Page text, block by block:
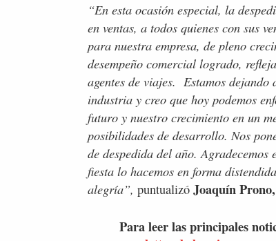
“En esta ocasión especial, la
en ventas, a todos quienes con sus
para nuestra empresa, de pleno
desempeño comercial logrado,
agentes de viajes. Estamos
industria y creo que hoy podemos
futuro y nuestro crecimiento en un
posibilidades de desarrollo. Nos
de despedida del año.
fiesta lo hacemos en forma
alegría”, puntualizó Joaquín Prono,
Para leer las principales